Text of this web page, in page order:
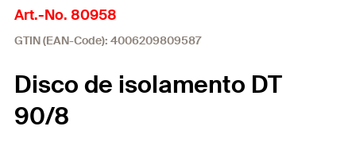
Art.-No. 80958
GTIN (EAN-Code): 4006209809587
Disco de isolamento DT
90/8